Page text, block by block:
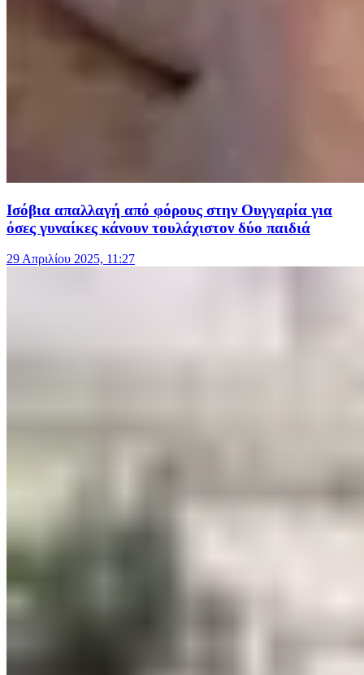
Ισόβια απαλλαγή από φόρους στην Ουγγαρία για
όσες γυναίκες κάνουν τουλάχιστον δύο παιδιά
29 Απριλίου 2025, 11:27